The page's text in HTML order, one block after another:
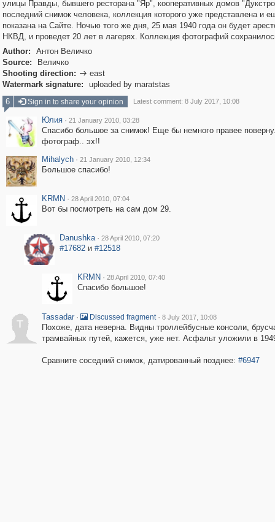
улицы Правды, бывшего ресторана "Яр", кооперативных домов
последний снимок человека, коллекция которого уже представлена и
показана на Сайте. Ночью того же дня, 25 мая 1940 года он будет
НКВД, и проведет 20 лет в лагерях. Коллекция фотографий
Author:
Антон Величко
Source:
Величко
Shooting direction:  east
Watermark signature:
uploaded by maratstas
6
Sign in to share your opinion Latest comment: 8 July 2017, 10:08
Юлия · 21 January 2010, 03:28
Спасибо большое за снимок! Еще бы немного правее
фотограф.. эх!!
Mihalych · 21 January 2010, 12:34
Большое спасибо!
KRMN · 28 April 2010, 07:04
Вот бы посмотреть на сам дом 29.
Danushka · 28 April 2010, 07:20
#17682и #12518
KRMN · 28 April 2010, 07:40
Спасибо большое!
T
Tassadar · Discussed fragment · 8 July 2017, 10:08
Похоже, дата неверна. Видны троллейбусные консоли,
трамвайных путей, кажется, уже нет. Асфальт уложили в
Сравните соседний снимок, датированный позднее: #6947